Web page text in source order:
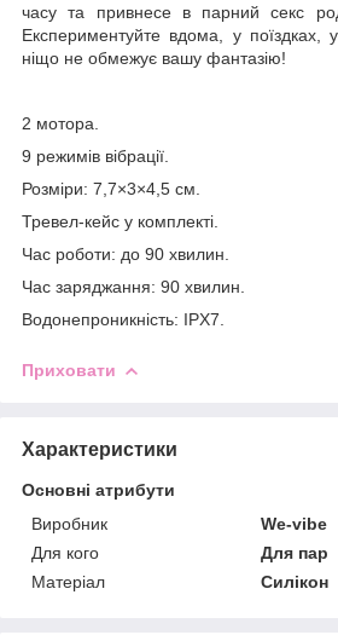
часу та привнесе в парний секс
Експериментуйте вдома, у поїздках,
ніщо не обмежує вашу фантазію!
2 мотора.
9 режимів вібрації.
Розміри: 7,7×3×4,5 см.
Тревел-кейс у комплекті.
Час роботи: до 90 хвилин.
Час заряджання: 90 хвилин.
Водонепроникність: IPX7.
Приховати
Характеристики
Основні атрибути
Виробник
We-vibe
Для кого
Для пар
Матеріал
Силікон